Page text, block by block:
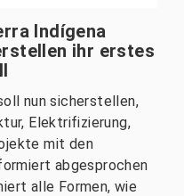
Indígena
ihr erstes
nun sicherstellen,
Elektrifizierung,
mit den
abgesprochen
alle Formen, wie